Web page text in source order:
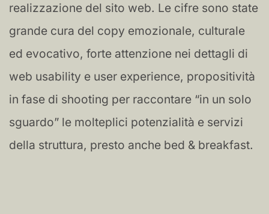
realizzazione del sito web. Le cifre sono state
grande cura del copy emozionale, culturale
ed evocativo, forte attenzione nei dettagli di
web usability e user experience, propositività
in fase di shooting per raccontare “in un solo
sguardo” le molteplici potenzialità e servizi
della struttura, presto anche bed & breakfast.